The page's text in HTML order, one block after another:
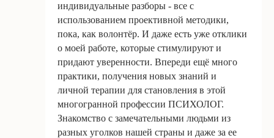
индивидуальные разборы - все с
использованием проективной методики,
пока, как волонтёр. И даже есть уже отклики
о моей работе, которые стимулируют и
придают уверенности. Впереди ещё много
практики, получения новых знаний и
личной терапии для становления в этой
многогранной профессии ПСИХОЛОГ.
Знакомство с замечательными людьми из
разных уголков нашей страны и даже за ее
Политика обработки персональных данных
Договор Оферты
Порядок возврата денежных средств